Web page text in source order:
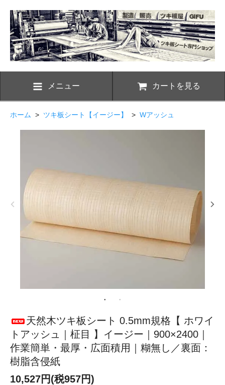
メニュー カートを見る
ホーム > ツキ板シート【イージー】 > Wアッシュ
天然木ツキ板シート 0.5mm規格【 ホワイ
トアッシュ｜柾目 】イージー｜900×2400｜
作業簡単・最厚・広面積用｜糊無し／裏面：
樹脂含侵紙
10,527円(税957円)